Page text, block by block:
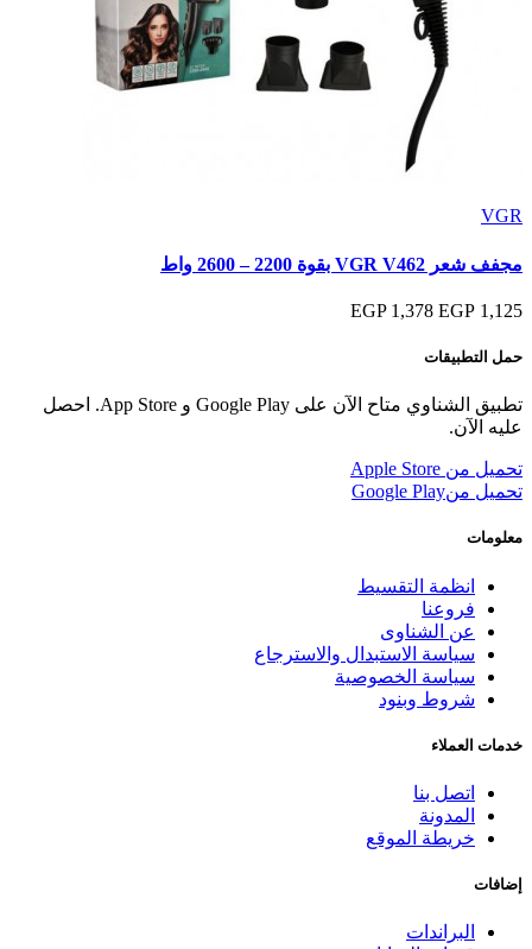
VGR
مجفف شعر VGR V462 بقوة 2200 – 2600 واط
1,125 EGP
1,378 EGP
حمل التطبيقات
تطبيق الشناوي متاح الآن على Google Play و App Store. احصل
عليه الآن.
تحميل من Apple Store
تحميل منGoogle Play
معلومات
انظمة التقسيط
فروعنا
عن الشناوى
سياسة الاستبدال والاسترجاع
سياسة الخصوصية
شروط وبنود
خدمات العملاء
اتصل بنا
المدونة
خريطة الموقع
إضافات
البراندات